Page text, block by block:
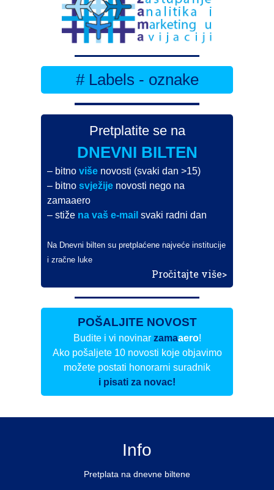
# Labels - oznake
Pretplatite se na
DNEVNI BILTEN
– bitnoviše novosti (svaki dan >15)
– bitnosvježije novosti nego na
zamaaero
– stiže na vaš e-mail svaki radni dan
Na Dnevni bilten su pretplaćene najveće institucije
i zračne luke
Pročitajte više>
POŠALJITE NOVOST
Budite i vi novinar zamaaero!
Ako pošaljete 10 novosti koje objavimo
možete postati honorarni suradnik
i pisati za novac!
Info
Pretplata na dnevne biltene